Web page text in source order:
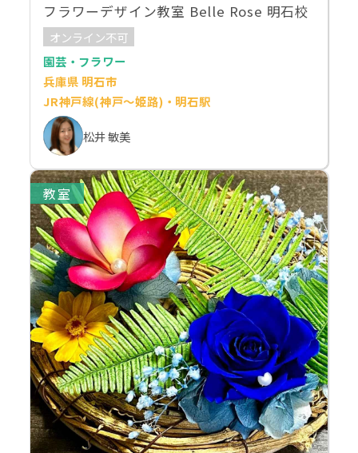
フラワーデザイン教室 Belle Rose 明石校
オンライン不可
園芸・フラワー
兵庫県 明石市
JR神戸線(神戸～姫路)・明石駅
松井 敏美
教室